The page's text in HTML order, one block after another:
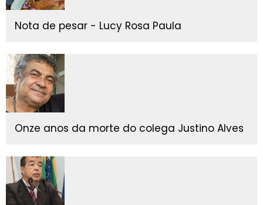
Nota de pesar - Lucy Rosa Paula
Onze anos da morte do colega Justino Alves